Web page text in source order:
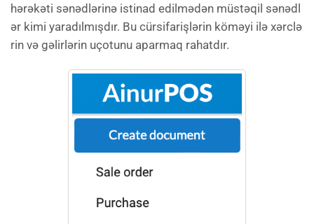
hərəkəti sənədlərinə istinad edilmədən müstəqil sənədl
ər kimi yaradılmışdır. Bu cürsifarişlərin köməyi ilə xərclə
rin və gəlirlərin uçotunu aparmaq rahatdır.